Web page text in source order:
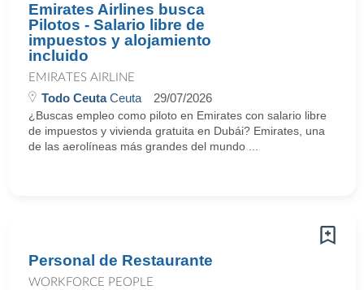
Emirates Airlines busca
Pilotos - Salario libre de
impuestos y alojamiento
incluido
EMIRATES AIRLINE
Todo CeutaCeuta 29/07/2026
¿Buscas empleo como piloto en Emirates con salario libre
de impuestos y vivienda gratuita en Dubái? Emirates, una
de las aerolíneas más grandes del mundo ...
Personal de Restaurante
WORKFORCE PEOPLE